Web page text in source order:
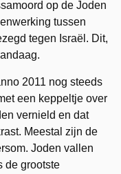
op de Joden
tussen
tegen Israël. Dit,
2011 nog steeds
een keppeltje over
vernield en dat
Meestal zijn de
Joden vallen
de grootste